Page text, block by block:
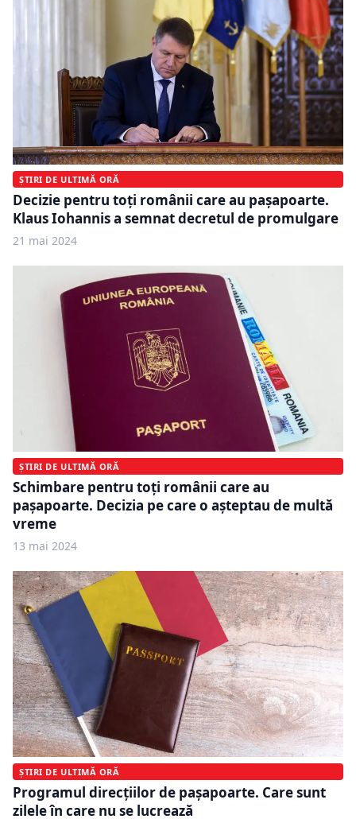
ȘTIRI DE ULTIMĂ ORĂ
Decizie pentru toți românii care au pașapoarte.
Klaus Iohannis a semnat decretul de promulgare
21 mai 2024
ȘTIRI DE ULTIMĂ ORĂ
Schimbare pentru toți românii care au
pașapoarte. Decizia pe care o așteptau de multă
vreme
13 mai 2024
ȘTIRI DE ULTIMĂ ORĂ
Programul direcțiilor de pașapoarte. Care sunt
zilele în care nu se lucrează